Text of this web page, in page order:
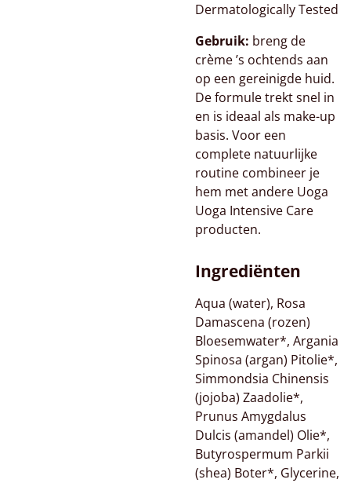
Dermatologically Tested
Gebruik: breng de
crème ’s ochtends aan
op een gereinigde huid.
De formule trekt snel in
en is ideaal als make-up
basis. Voor een
complete natuurlijke
routine combineer je
hem met andere Uoga
Uoga Intensive Care
producten.
Ingrediënten
Aqua (water), Rosa
Damascena (rozen)
Bloesemwater*, Argania
Spinosa (argan) Pitolie*,
Simmondsia Chinensis
(jojoba) Zaadolie*,
Prunus Amygdalus
Dulcis (amandel) Olie*,
Butyrospermum Parkii
(shea) Boter*, Glycerine,